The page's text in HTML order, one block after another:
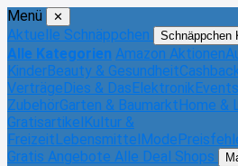
Menü ✕
Aktuelle Schnäppchen Schnäppchen
Alle Kategorien Amazon Aktionen
KinderBeauty & Gesundheit
VerträgeDies & DasElektronikEvents
ZubehörGarten & BaumarktHome &
GratisartikelKultur &
FreizeitLebensmittelMode
Gratis Angebote Alle Deal Shops